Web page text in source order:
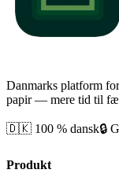
Danmarks platform
papir — mere tid til
🇩🇰 100 % dansk🔒
Produkt